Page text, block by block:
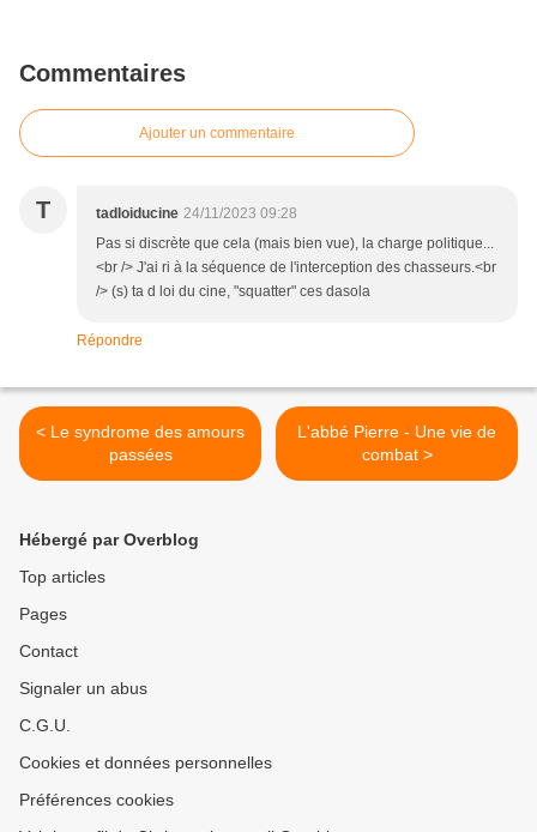
Commentaires
Ajouter un commentaire
T tadloiducine 24/11/2023 09:28
Pas si discrète que cela (mais bien vue), la charge politique...
<br /> J'ai ri à la séquence de l'interception des chasseurs.<br
/> (s) ta d loi du cine, "squatter" ces dasola
Répondre
< Le syndrome des amours
passées
L'abbé Pierre - Une vie de
combat >
Hébergé par Overblog
Top articles
Pages
Contact
Signaler un abus
C.G.U.
Cookies et données personnelles
Préférences cookies